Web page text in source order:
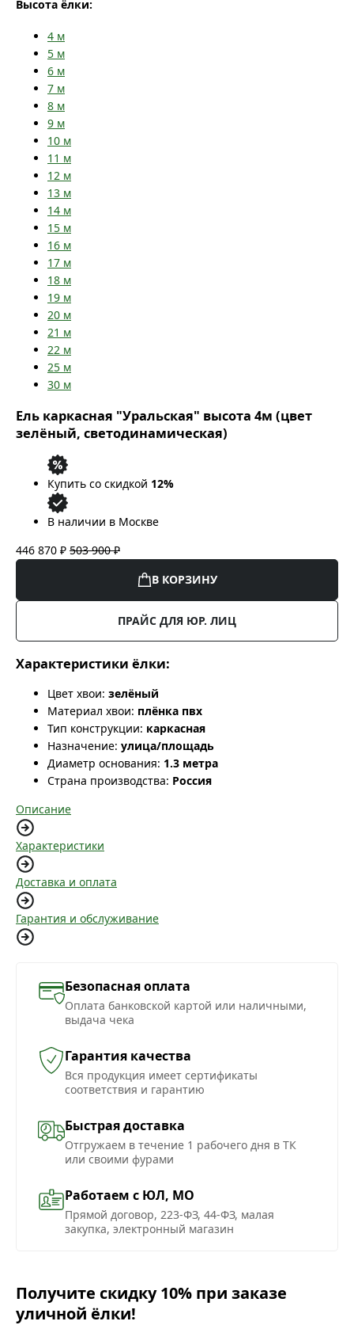
Высота ёлки:
4 м
5 м
6 м
7 м
8 м
9 м
10 м
11 м
12 м
13 м
14 м
15 м
16 м
17 м
18 м
19 м
20 м
21 м
22 м
25 м
30 м
Ель каркасная "Уральская" высота 4м (цвет
зелёный, светодинамическая)
Купить со скидкой 12%
В наличии в Москве
446 870 ₽ 503 900 ₽
В КОРЗИНУ
ПРАЙС ДЛЯ ЮР. ЛИЦ
Характеристики ёлки:
Цвет хвои: зелёный
Материал хвои: плёнка пвх
Тип конструкции: каркасная
Назначение: улица/площадь
Диаметр основания: 1.3 метра
Страна производства: Россия
Описание
Характеристики
Доставка и оплата
Гарантия и обслуживание
Безопасная оплата
Оплата банковской картой или наличными,
выдача чека
Гарантия качества
Вся продукция имеет сертификаты
соответствия и гарантию
Быстрая доставка
Отгружаем в течение 1 рабочего дня в ТК
или своими фурами
Работаем с ЮЛ, МО
Прямой договор, 223-ФЗ, 44-ФЗ, малая
закупка, электронный магазин
Получите скидку 10% при заказе
уличной ёлки!